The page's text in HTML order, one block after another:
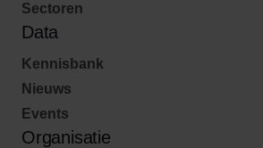
Sectoren
Data
Kennisbank
Nieuws
Events
Organisatie